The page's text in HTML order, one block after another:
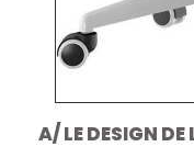
A/ LE DESIGN